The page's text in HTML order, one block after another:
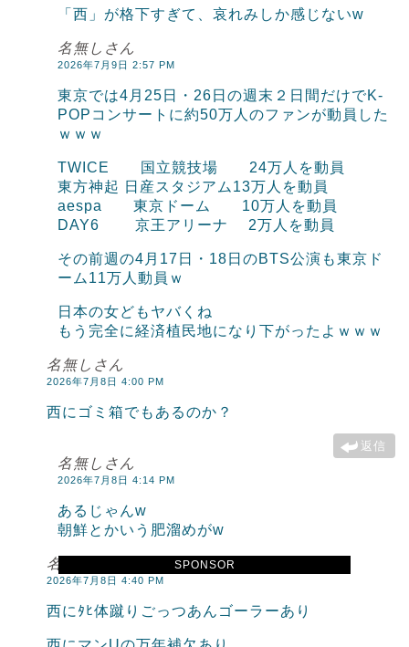
SPONSOR
「西」が格下すぎて、哀れみしか感じないw
名無しさん
2026年7月9日 2:57 PM
東京では4月25日・26日の週末２日間だけでK-
POPコンサートに約50万人のファンが動員した
ｗｗｗ
TWICE 国立競技場 24万人を動員
東方神起 日産スタジアム13万人を動員
aespa 東京ドーム 10万人を動員
DAY6 京王アリーナ 2万人を動員
その前週の4月17日・18日のBTS公演も東京ド
ーム11万人動員ｗ
日本の女どもヤバくね
もう完全に経済植民地になり下がったよｗｗｗ
名無しさん
2026年7月8日 4:00 PM
西にゴミ箱でもあるのか？
返信
名無しさん
2026年7月8日 4:14 PM
あるじゃんw
朝鮮とかいう肥溜めがw
名無しさん
2026年7月8日 4:40 PM
西にﾀﾋ体蹴りごっつあんゴーラーあり